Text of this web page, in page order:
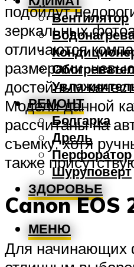
Вентилятор
РЕМОНТ
Болгарка
Дрель
Перфоратор
Шуруповерт
ЗДОРОВЬЕ
МЕНЮ
подойдут
зеркальных
отличаются
размерами,
достойным
Модели данной
рассчитаны на
съемку, хотя
также
Canon EOS
Для начинающих